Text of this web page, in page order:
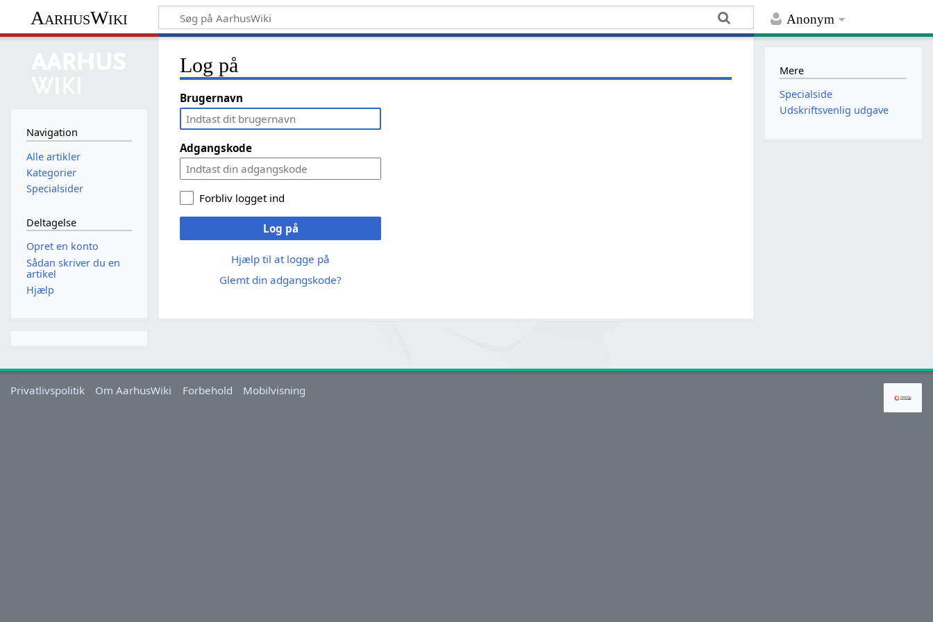
Anonym
AarhusWiki
Log på
Brugernavn
Adgangskode
Forbliv logget ind
Log på
Hjælp til at logge på
Glemt din adgangskode?
Navigation
Alle artikler
Kategorier
Specialsider
Deltagelse
Opret en konto
Sådan skriver du en
artikel
Hjælp
Mere
Specialside
Udskriftsvenlig udgave
Privatlivspolitik Om AarhusWiki Forbehold Mobilvisning